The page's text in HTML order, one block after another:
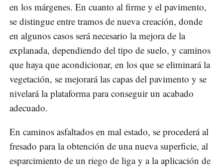
en los márgenes. En cuanto al firme y el pavimento,
se distingue entre tramos de nueva creación, donde
en algunos casos será necesario la mejora de la
explanada, dependiendo del tipo de suelo, y caminos
que haya que acondicionar, en los que se eliminará la
vegetación, se mejorará las capas del pavimento y se
nivelará la plataforma para conseguir un acabado
adecuado.
En caminos asfaltados en mal estado, se procederá al
fresado para la obtención de una nueva superficie, al
esparcimiento de un riego de liga y a la aplicación de